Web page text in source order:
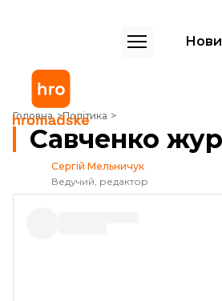
Головна Політика
Савченко журналістам: «Давайте без
Савченко
Сергій Мельничук
Ведучий, редактор